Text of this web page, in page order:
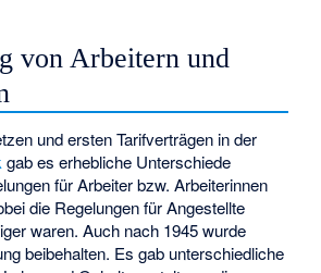
von Arbeitern und
und ersten Tarifverträgen in der
gab es erhebliche Unterschiede
für Arbeiter bzw. Arbeiterinnen
die Regelungen für Angestellte
waren. Auch nach 1945 wurde
beibehalten. Es gab unterschiedliche